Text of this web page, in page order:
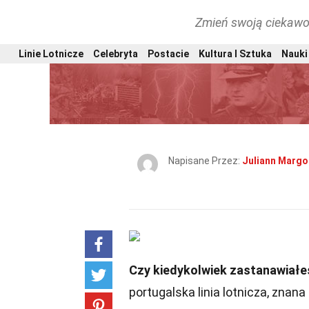
Zmień swoją
Linie Lotnicze Celebryta Postacie Kultura I Sztuka
Napisane Przez: Juliann
Czy kiedykolwiek
portugalska linia lotnicza,